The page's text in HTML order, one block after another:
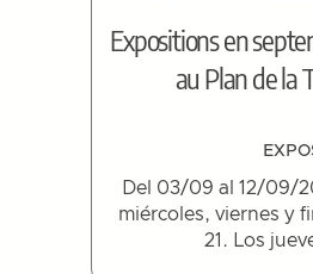
Expositions en
au Plan de la
Del 03/09 al 12/09/
miércoles, viernes y
21. Los